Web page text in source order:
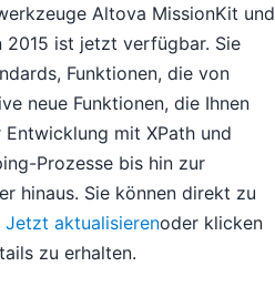
Altova MissionKit und
ist jetzt verfügbar. Sie
Funktionen, die von
neue Funktionen, die Ihnen
mit XPath und
Prozesse bis hin zur
hinaus. Sie können direkt zu
Jetzt aktualisierenoder klicken
zu erhalten.